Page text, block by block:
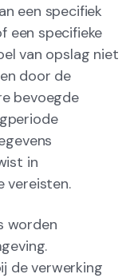
een specifiek
een specifieke
van opslag niet
door de
bevoegde
in
vereisten.
worden
de verwerking